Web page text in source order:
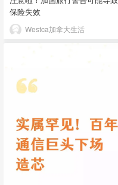
保险失效
Westca加拿大生活